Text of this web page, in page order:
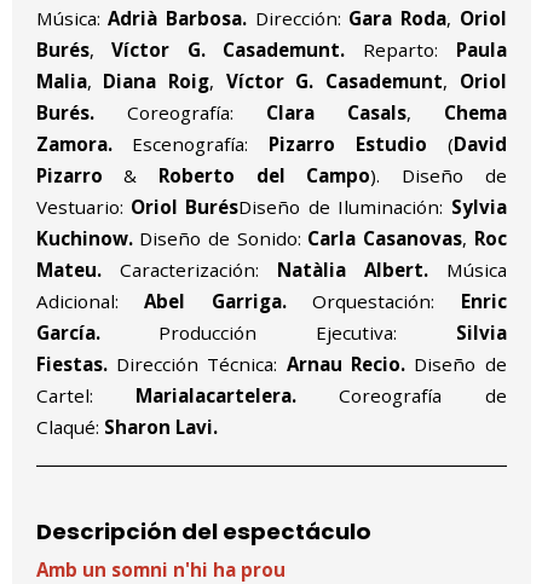
Música:Adrià Barbosa. Dirección: Gara Roda, Oriol
Burés,Víctor G. Casademunt. Reparto: Paula
Malia, Diana Roig, Víctor G. Casademunt, Oriol
Burés. Coreografía: Clara Casals, Chema
Zamora. Escenografía: Pizarro Estudio (David
Pizarro & Roberto del Campo). Diseño de
Vestuario: Oriol BurésDiseño de Iluminación: Sylvia
Kuchinow. Diseño de Sonido: Carla Casanovas, Roc
Mateu. Caracterización: Natàlia Albert. Música
Adicional: Abel Garriga. Orquestación: Enric
García. Producción Ejecutiva: Silvia
Fiestas. Dirección Técnica: Arnau Recio. Diseño de
Cartel: Marialacartelera.Coreografía de
Claqué: Sharon Lavi.
Descripción del espectáculo
Amb un somni n'hi ha prou